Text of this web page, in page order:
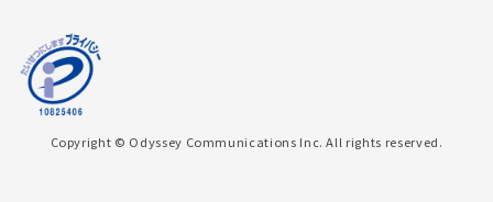
Copyright © Odyssey Communications Inc. All rights reserved.